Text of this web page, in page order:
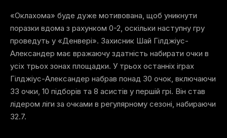
«Оклахома» буде дуже мотивована, щоб уникнути
поразки вдома з рахунком 0-2, оскільки наступну гру
проведуть у «Денвері». Захисник Шай Гілджіус-
Александер має вражаючу здатність набирати очки в
усіх трьох зонах площадки. У трьох останніх іграх
Гілджіус-Александер набрав понад 30 очок, включаючи
33 очки, 10 підборів та 8 асистів у першій грі. Він став
лідером ліги за очками в регулярному сезоні, набираючи
32.7.